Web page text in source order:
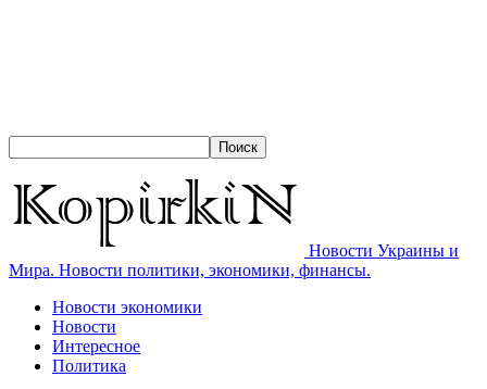
Новости Украины и
Мира. Новости политики, экономики, финансы.
Новости экономики
Новости
Интересное
Политика